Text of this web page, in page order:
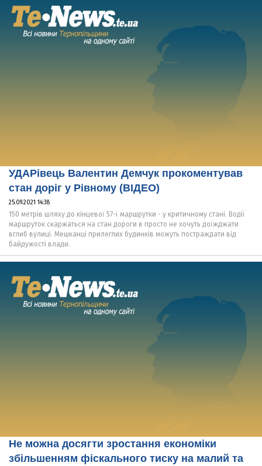
УДАРівець Валентин Демчук прокоментував
стан доріг у Рівному (ВІДЕО)
25.09.2021 14:38
150 метрів шляху до кінцевої 57-ї маршрутки - у критичному стані. Водії
маршруток скаржаться на стан дороги в просто не хочуть доїжджати
вглиб вулиці. Мешканці прилеглих будинків можуть постраждати від
байдужості влади.
Не можна досягти зростання економіки
збільшенням фіскального тиску на малий та